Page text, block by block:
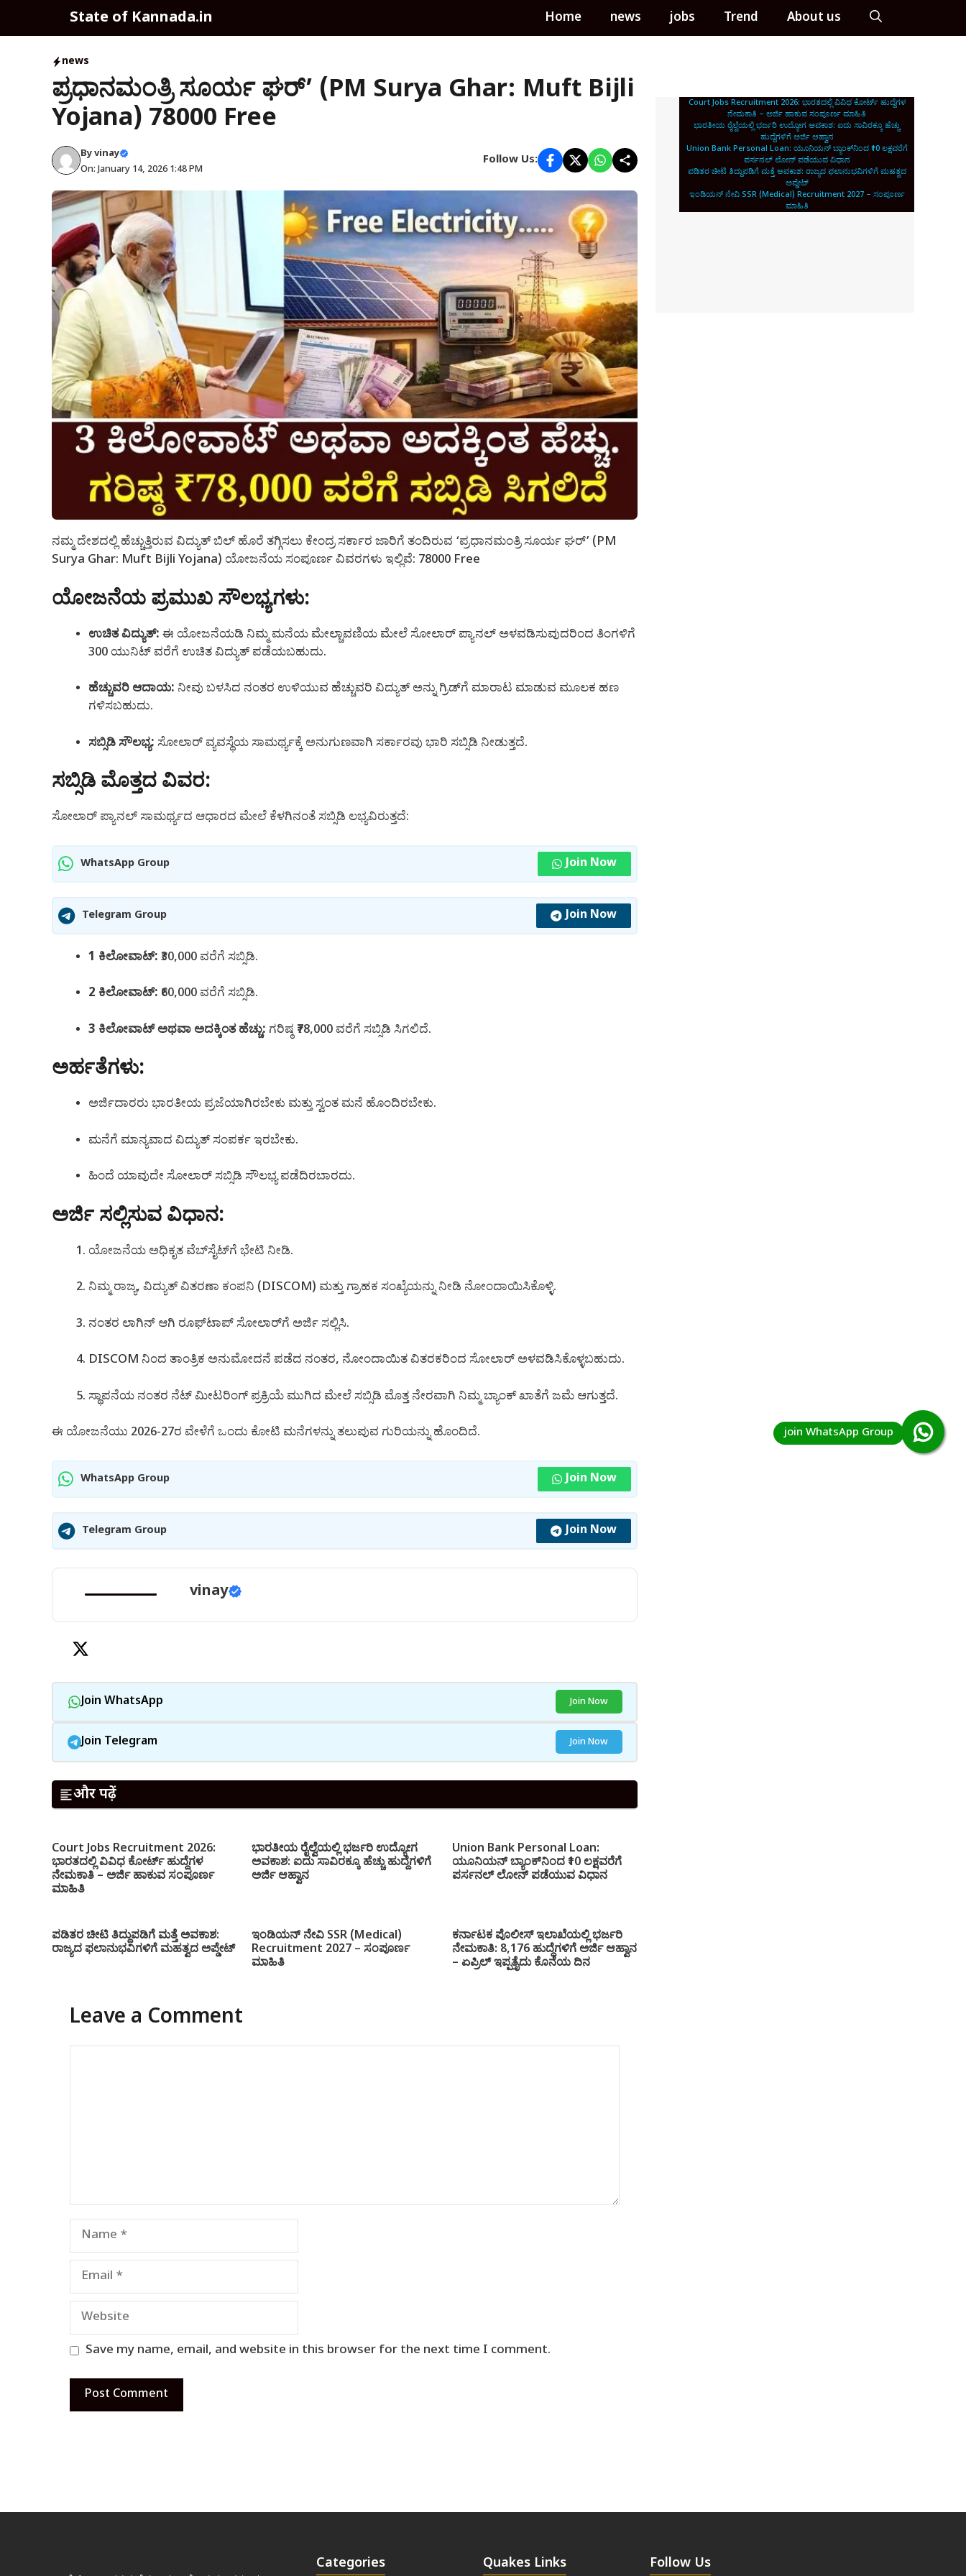
State of Kannada.in Home news jobs Trend About us
news
ಪ್ರಧಾನಮಂತ್ರಿ ಸೂರ್ಯ ಘರ್’ (PM Surya Ghar: Muft Bijli
Yojana) 78000 Free
Byvinay
On: January 14, 2026 1:48 PM
Follow Us:
ನಮ್ಮ ದೇಶದಲ್ಲಿ ಹೆಚ್ಚುತ್ತಿರುವ ವಿದ್ಯುತ್ ಬಿಲ್ ಹೊರೆ ತಗ್ಗಿಸಲು ಕೇಂದ್ರ ಸರ್ಕಾರ ಜಾರಿಗೆ ತಂದಿರುವ ‘ಪ್ರಧಾನಮಂತ್ರಿ ಸೂರ್ಯ ಘರ್’ (PM
Surya Ghar: Muft Bijli Yojana) ಯೋಜನೆಯ ಸಂಪೂರ್ಣ ವಿವರಗಳು ಇಲ್ಲಿವೆ: 78000 Free
ಯೋಜನೆಯ ಪ್ರಮುಖ ಸೌಲಭ್ಯಗಳು:
ಉಚಿತ ವಿದ್ಯುತ್: ಈ ಯೋಜನೆಯಡಿ ನಿಮ್ಮ ಮನೆಯ ಮೇಲ್ಚಾವಣಿಯ ಮೇಲೆ ಸೋಲಾರ್ ಪ್ಯಾನಲ್ ಅಳವಡಿಸುವುದರಿಂದ ತಿಂಗಳಿಗೆ
300 ಯುನಿಟ್ ವರೆಗೆ ಉಚಿತ ವಿದ್ಯುತ್ ಪಡೆಯಬಹುದು.
ಹೆಚ್ಚುವರಿ ಆದಾಯ: ನೀವು ಬಳಸಿದ ನಂತರ ಉಳಿಯುವ ಹೆಚ್ಚುವರಿ ವಿದ್ಯುತ್ ಅನ್ನು ಗ್ರಿಡ್‌ಗೆ ಮಾರಾಟ ಮಾಡುವ ಮೂಲಕ ಹಣ
ಗಳಿಸಬಹುದು.
ಸಬ್ಸಿಡಿ ಸೌಲಭ್ಯ: ಸೋಲಾರ್ ವ್ಯವಸ್ಥೆಯ ಸಾಮರ್ಥ್ಯಕ್ಕೆ ಅನುಗುಣವಾಗಿ ಸರ್ಕಾರವು ಭಾರಿ ಸಬ್ಸಿಡಿ ನೀಡುತ್ತದೆ.
ಸಬ್ಸಿಡಿ ಮೊತ್ತದ ವಿವರ:
ಸೋಲಾರ್ ಪ್ಯಾನಲ್ ಸಾಮರ್ಥ್ಯದ ಆಧಾರದ ಮೇಲೆ ಕೆಳಗಿನಂತೆ ಸಬ್ಸಿಡಿ ಲಭ್ಯವಿರುತ್ತದೆ:
WhatsApp Group Join Now
Telegram Group Join Now
1 ಕಿಲೋವಾಟ್: ₹30,000 ವರೆಗೆ ಸಬ್ಸಿಡಿ.
2 ಕಿಲೋವಾಟ್: ₹60,000 ವರೆಗೆ ಸಬ್ಸಿಡಿ.
3 ಕಿಲೋವಾಟ್ ಅಥವಾ ಅದಕ್ಕಿಂತ ಹೆಚ್ಚು: ಗರಿಷ್ಠ ₹78,000 ವರೆಗೆ ಸಬ್ಸಿಡಿ ಸಿಗಲಿದೆ.
ಅರ್ಹತೆಗಳು:
ಅರ್ಜಿದಾರರು ಭಾರತೀಯ ಪ್ರಜೆಯಾಗಿರಬೇಕು ಮತ್ತು ಸ್ವಂತ ಮನೆ ಹೊಂದಿರಬೇಕು.
ಮನೆಗೆ ಮಾನ್ಯವಾದ ವಿದ್ಯುತ್ ಸಂಪರ್ಕ ಇರಬೇಕು.
ಹಿಂದೆ ಯಾವುದೇ ಸೋಲಾರ್ ಸಬ್ಸಿಡಿ ಸೌಲಭ್ಯ ಪಡೆದಿರಬಾರದು.
ಅರ್ಜಿ ಸಲ್ಲಿಸುವ ವಿಧಾನ:
ಯೋಜನೆಯ ಅಧಿಕೃತ ವೆಬ್‌ಸೈಟ್‌ಗೆ ಭೇಟಿ ನೀಡಿ.
ನಿಮ್ಮ ರಾಜ್ಯ, ವಿದ್ಯುತ್ ವಿತರಣಾ ಕಂಪನಿ (DISCOM) ಮತ್ತು ಗ್ರಾಹಕ ಸಂಖ್ಯೆಯನ್ನು ನೀಡಿ ನೋಂದಾಯಿಸಿಕೊಳ್ಳಿ.
ನಂತರ ಲಾಗಿನ್ ಆಗಿ ರೂಫ್‌ಟಾಪ್ ಸೋಲಾರ್‌ಗೆ ಅರ್ಜಿ ಸಲ್ಲಿಸಿ.
DISCOM ನಿಂದ ತಾಂತ್ರಿಕ ಅನುಮೋದನೆ ಪಡೆದ ನಂತರ, ನೋಂದಾಯಿತ ವಿತರಕರಿಂದ ಸೋಲಾರ್ ಅಳವಡಿಸಿಕೊಳ್ಳಬಹುದು.
ಸ್ಥಾಪನೆಯ ನಂತರ ನೆಟ್ ಮೀಟರಿಂಗ್ ಪ್ರಕ್ರಿಯೆ ಮುಗಿದ ಮೇಲೆ ಸಬ್ಸಿಡಿ ಮೊತ್ತ ನೇರವಾಗಿ ನಿಮ್ಮ ಬ್ಯಾಂಕ್ ಖಾತೆಗೆ ಜಮೆ ಆಗುತ್ತದೆ.
ಈ ಯೋಜನೆಯು 2026-27ರ ವೇಳೆಗೆ ಒಂದು ಕೋಟಿ ಮನೆಗಳನ್ನು ತಲುಪುವ ಗುರಿಯನ್ನು ಹೊಂದಿದೆ.
WhatsApp Group Join Now
Telegram Group Join Now
vinay
Join WhatsApp Join Now
Join Telegram Join Now
और पढ़ें
Court Jobs Recruitment 2026:
ಭಾರತದಲ್ಲಿ ವಿವಿಧ ಕೋರ್ಟ್ ಹುದ್ದೆಗಳ
ನೇಮಕಾತಿ – ಅರ್ಜಿ ಹಾಕುವ ಸಂಪೂರ್ಣ
ಮಾಹಿತಿ
ಭಾರತೀಯ ರೈಲ್ವೆಯಲ್ಲಿ ಭರ್ಜರಿ ಉದ್ಯೋಗ
ಅವಕಾಶ: ಐದು ಸಾವಿರಕ್ಕೂ ಹೆಚ್ಚು ಹುದ್ದೆಗಳಿಗೆ
ಅರ್ಜಿ ಆಹ್ವಾನ
Union Bank Personal Loan:
ಯೂನಿಯನ್ ಬ್ಯಾಂಕ್‌ನಿಂದ ₹10 ಲಕ್ಷವರೆಗೆ
ಪರ್ಸನಲ್ ಲೋನ್ ಪಡೆಯುವ ವಿಧಾನ
ಪಡಿತರ ಚೀಟಿ ತಿದ್ದುಪಡಿಗೆ ಮತ್ತೆ ಅವಕಾಶ:
ರಾಜ್ಯದ ಫಲಾನುಭವಿಗಳಿಗೆ ಮಹತ್ವದ ಅಪ್ಡೇಟ್
ಇಂಡಿಯನ್ ನೇವಿ SSR (Medical)
Recruitment 2027 – ಸಂಪೂರ್ಣ
ಮಾಹಿತಿ
ಕರ್ನಾಟಕ ಪೊಲೀಸ್ ಇಲಾಖೆಯಲ್ಲಿ ಭರ್ಜರಿ
ನೇಮಕಾತಿ: 8,176 ಹುದ್ದೆಗಳಿಗೆ ಅರ್ಜಿ ಆಹ್ವಾನ
– ಏಪ್ರಿಲ್ ಇಪ್ಪತ್ತೈದು ಕೊನೆಯ ದಿನ
Leave a Comment
Name
Email
Website
Save my name, email, and website in this browser for the next time I comment.
Court Jobs Recruitment 2026: ಭಾರತದಲ್ಲಿ ವಿವಿಧ ಕೋರ್ಟ್ ಹುದ್ದೆಗಳ
ನೇಮಕಾತಿ – ಅರ್ಜಿ ಹಾಕುವ ಸಂಪೂರ್ಣ ಮಾಹಿತಿ
ಭಾರತೀಯ ರೈಲ್ವೆಯಲ್ಲಿ ಭರ್ಜರಿ ಉದ್ಯೋಗ ಅವಕಾಶ: ಐದು ಸಾವಿರಕ್ಕೂ ಹೆಚ್ಚು
ಹುದ್ದೆಗಳಿಗೆ ಅರ್ಜಿ ಆಹ್ವಾನ
Union Bank Personal Loan: ಯೂನಿಯನ್ ಬ್ಯಾಂಕ್‌ನಿಂದ ₹10 ಲಕ್ಷವರೆಗೆ
ಪರ್ಸನಲ್ ಲೋನ್ ಪಡೆಯುವ ವಿಧಾನ
ಪಡಿತರ ಚೀಟಿ ತಿದ್ದುಪಡಿಗೆ ಮತ್ತೆ ಅವಕಾಶ: ರಾಜ್ಯದ ಫಲಾನುಭವಿಗಳಿಗೆ ಮಹತ್ವದ
ಅಪ್ಡೇಟ್
ಇಂಡಿಯನ್ ನೇವಿ SSR (Medical) Recruitment 2027 – ಸಂಪೂರ್ಣ
ಮಾಹಿತಿ
Categories Quakes Links Follow Us